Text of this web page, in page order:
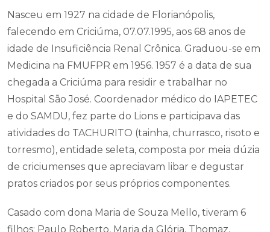
Nasceu em 1927 na cidade de Florianópolis,
falecendo em Criciúma, 07.07.1995, aos 68 anos de
idade de Insuficiência Renal Crônica. Graduou-se em
Medicina na FMUFPR em 1956. 1957 é a data de sua
chegada a Criciúma para residir e trabalhar no
Hospital São José. Coordenador médico do IAPETEC
e do SAMDU, fez parte do Lions e participava das
atividades do TACHURITO (tainha, churrasco, risoto e
torresmo), entidade seleta, composta por meia dúzia
de criciumenses que apreciavam libar e degustar
pratos criados por seus próprios componentes.
Casado com dona Maria de Souza Mello, tiveram 6
filhos: Paulo Roberto, Maria da Glória, Thomaz,